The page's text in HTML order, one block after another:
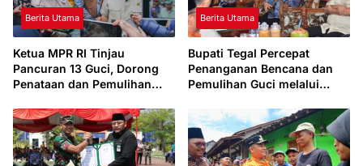
Berita Utama
Ketua MPR RI Tinjau
Pancuran 13 Guci, Dorong
Penataan dan Pemulihan
Berita Utama
Bupati Tegal Percepat
Penanganan Bencana dan
Pemulihan Guci melalui